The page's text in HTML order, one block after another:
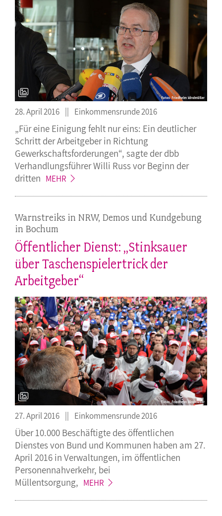
28. April 2016 Einkommensrunde 2016
„Für eine Einigung fehlt nur eins: Ein deutlicher
Schritt der Arbeitgeber in Richtung
Gewerkschaftsforderungen“, sagte der dbb
Verhandlungsführer Willi Russ vor Beginn der
dritten MEHR
Warnstreiks in NRW, Demos und Kundgebung
in Bochum
Öffentlicher Dienst: „Stinksauer
über Taschenspielertrick der
Arbeitgeber“
27. April 2016 Einkommensrunde 2016
Über 10.000 Beschäftigte des öffentlichen
Dienstes von Bund und Kommunen haben am 27.
April 2016 in Verwaltungen, im öffentlichen
Personennahverkehr, bei
Müllentsorgung, MEHR